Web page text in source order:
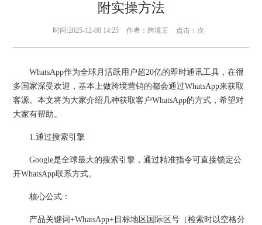
附实操方法
时间:2025-12-08 14:25 作者：跨境王 点击： 次
WhatsApp作为全球月活跃用户超20亿的即时通讯工具，在很
多国家深受欢迎，基本上做跨境营销的都会通过WhatsApp来获取
客源。本文将为大家介绍几种获取客户WhatsApp的方式，希望对
大家有帮助。
1.通过搜索引擎
Google是全球最大的搜索引擎，通过精准指令可直接锁定公
开WhatsApp联系方式。
核心公式：
产品关键词+WhatsApp+目标地区国际区号（检索时以空格分